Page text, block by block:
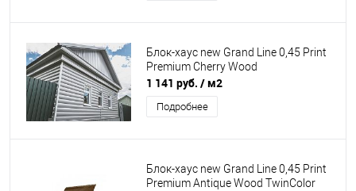
Блок-хаус new Grand Line 0,45 Print
Premium Cherry Wood
1 141 руб. / м2
Подробнее
Блок-хаус new Grand Line 0,45 Print
Premium Antique Wood TwinColor